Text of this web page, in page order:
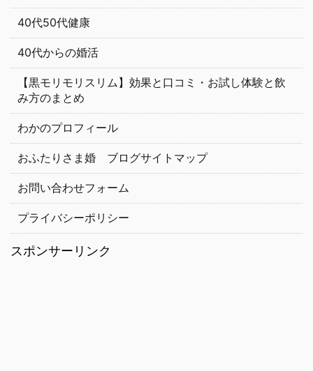
40代50代健康
40代からの婚活
【黒モリモリスリム】効果と口コミ・お試し体験と飲
み方のまとめ
わかのプロフィール
おふたりさま婚 ブログサイトマップ
お問い合わせフォーム
プライバシーポリシー
スポンサーリンク